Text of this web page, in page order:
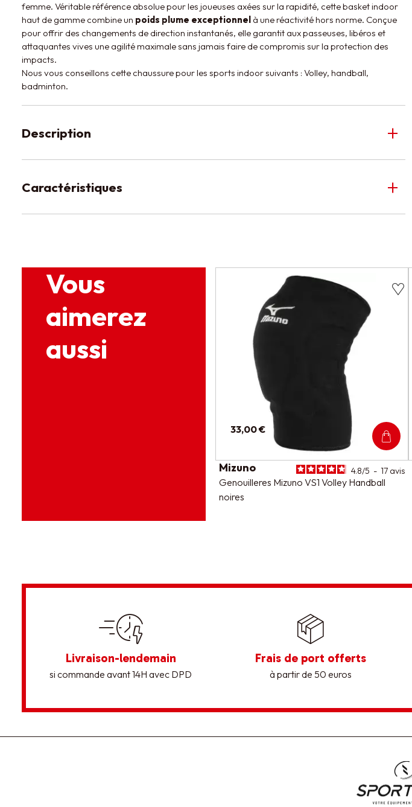
femme. Véritable référence absolue pour les joueuses axées sur la rapidité, cette basket indoor
haut de gamme combine un poids plume exceptionnel à une réactivité hors norme. Conçue
pour offrir des changements de direction instantanés, elle garantit aux passeuses, libéros et
attaquantes vives une agilité maximale sans jamais faire de compromis sur la protection des
impacts.
Nous vous conseillons cette chaussure pour les sports indoor suivants : Volley, handball,
badminton.
Description
Caractéristiques
Vous
aimerez
aussi
33,00 €
Mizuno 4.8/5 - 17 avis
Genouilleres Mizuno VS1 Volley Handball
noires
Livraison-lendemain
si commande avant 14H avec DPD
Frais de port offerts
à partir de 50 euros